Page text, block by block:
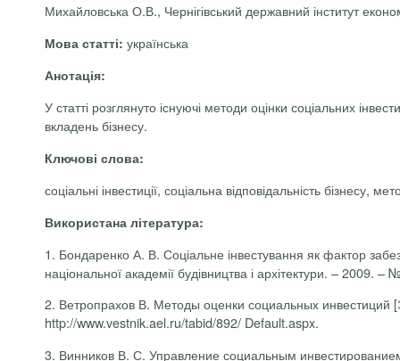
Михайловська О.В., Чернігівський державний інститут
Мова статті: українська
Анотація:
У статті розглянуто існуючі методи оцінки соціальних
вкладень бізнесу.
Ключові слова:
соціальні інвестиції, соціальна відповідальність бізнесу,
Використана література:
1. Бондаренко А. В. Соціальне інвестування як фактор
національної академії будівництва і архітектури. – 2009.
2. Ветропрахов В. Методы оценки социальных инвестиций
http://www.vestnik.ael.ru/tabid/892/ Default.aspx.
3. Винников В. С. Управление социальным